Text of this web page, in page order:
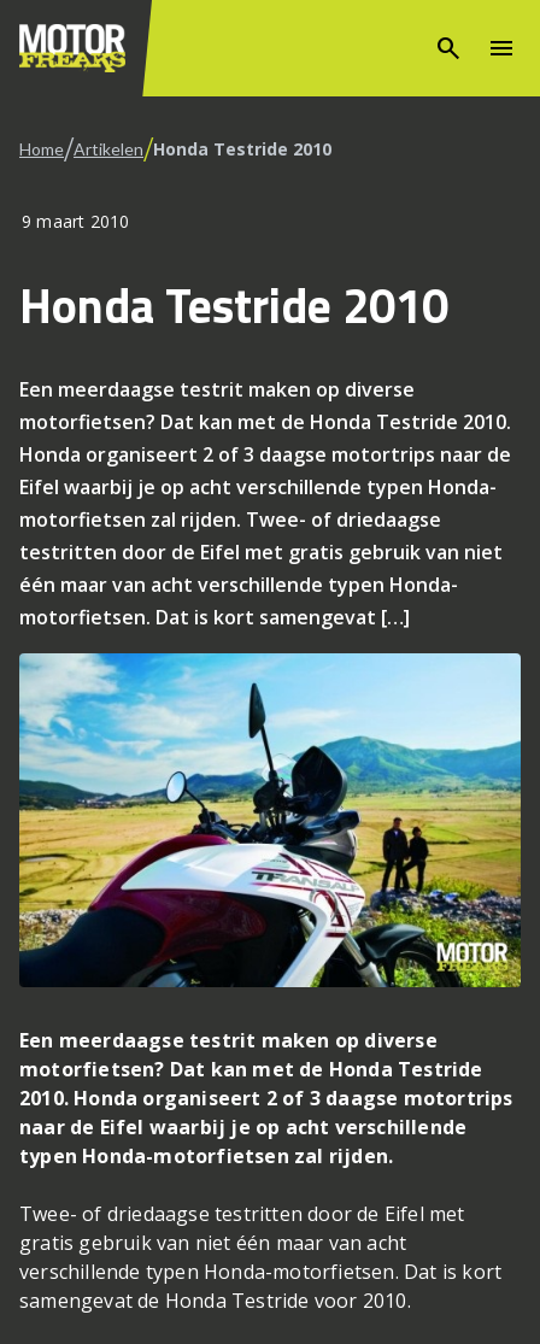
search menu
Home/Artikelen/Honda Testride 2010
9 maart 2010
Honda Testride 2010
Een meerdaagse testrit maken op diverse
motorfietsen? Dat kan met de Honda Testride 2010.
Honda organiseert 2 of 3 daagse motortrips naar de
Eifel waarbij je op acht verschillende typen Honda-
motorfietsen zal rijden. Twee- of driedaagse
testritten door de Eifel met gratis gebruik van niet
één maar van acht verschillende typen Honda-
motorfietsen. Dat is kort samengevat […]
Een meerdaagse testrit maken op diverse
motorfietsen? Dat kan met de Honda Testride
2010. Honda organiseert 2 of 3 daagse motortrips
naar de Eifel waarbij je op acht verschillende
typen Honda-motorfietsen zal rijden.
Twee- of driedaagse testritten door de Eifel met
gratis gebruik van niet één maar van acht
verschillende typen Honda-motorfietsen. Dat is kort
samengevat de Honda Testride voor 2010.